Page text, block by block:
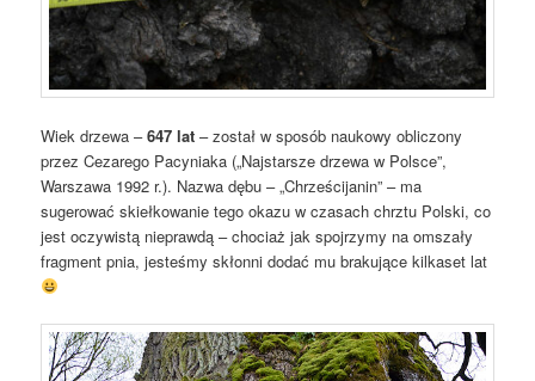
Wiek drzewa –647 lat – został w sposób naukowy obliczony
przez Cezarego Pacyniaka („Najstarsze drzewa w Polsce”,
Warszawa 1992 r.). Nazwa dębu – „Chrześcijanin” – ma
sugerować skiełkowanie tego okazu w czasach chrztu Polski, co
jest oczywistą nieprawdą – chociaż jak spojrzymy na omszały
fragment pnia, jesteśmy skłonni dodać mu brakujące kilkaset lat